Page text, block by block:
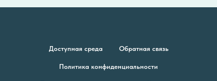
Доступная среда Обратная связь
Политика конфиденциальности